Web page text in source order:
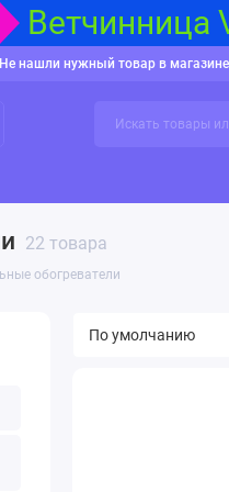
Ветчинница
Не нашли нужный товар в
22 товара
обогреватели